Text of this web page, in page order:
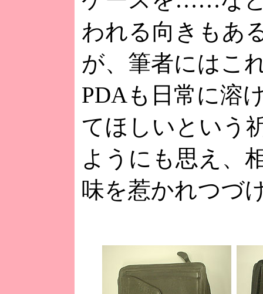
われる向きもあ
が、筆者にはこ
PDAも日常に溶
てほしいという
ようにも思え、
味を惹かれつづ